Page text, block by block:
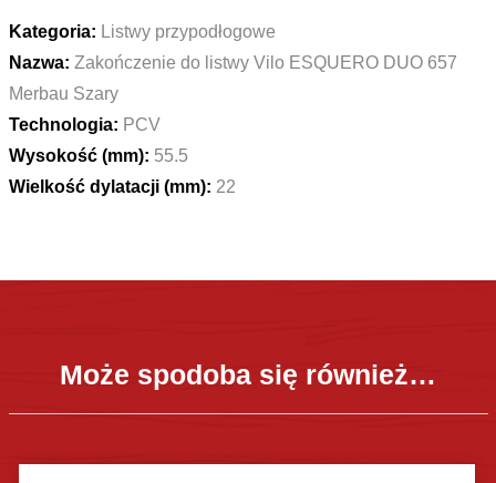
Kategoria: Listwy przypodłogowe
Nazwa: Zakończenie do listwy Vilo ESQUERO DUO 657
Merbau Szary
Technologia: PCV
Wysokość (mm): 55.5
Wielkość dylatacji (mm): 22
Może spodoba się również…